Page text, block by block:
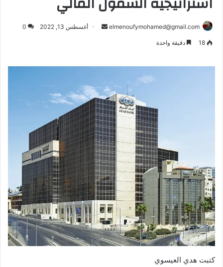
elmenoufymohamed@gmail.com
أرسل أغسطس 13, 2022 0
18 دقيقة واحدة
كتبت هدي العيسوي